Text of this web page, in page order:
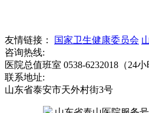
友情链接： 国家卫生健康委员会
咨询热线:
医院总值班室 0538-6232018（24小
联系地址:
山东省泰安市天外村街3号